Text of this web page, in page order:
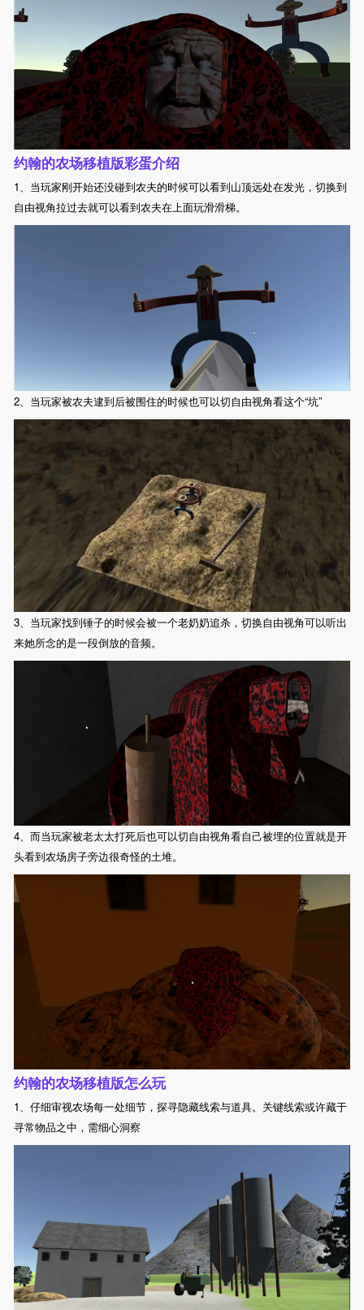
约翰的农场移植版彩蛋介绍
1、当玩家刚开始还没碰到农夫的时候可以看到山顶远处在发光，切换到
自由视角拉过去就可以看到农夫在上面玩滑滑梯。
2、当玩家被农夫逮到后被围住的时候也可以切自由视角看这个“坑”
3、当玩家找到锤子的时候会被一个老奶奶追杀，切换自由视角可以听出
来她所念的是一段倒放的音频。
4、而当玩家被老太太打死后也可以切自由视角看自己被埋的位置就是开
头看到农场房子旁边很奇怪的土堆。
约翰的农场移植版怎么玩
1、仔细审视农场每一处细节，探寻隐藏线索与道具。关键线索或许藏于
寻常物品之中，需细心洞察